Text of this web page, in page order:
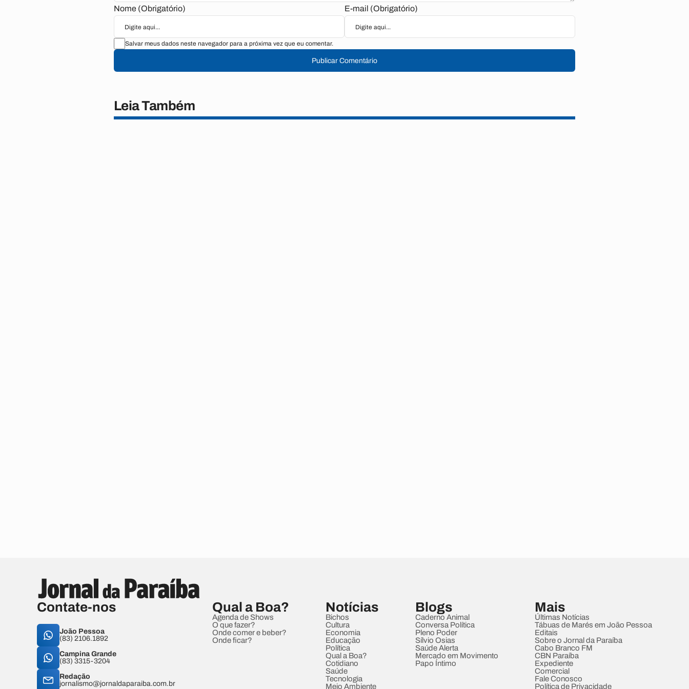
Nome (Obrigatório) E-mail (Obrigatório)
Salvar meus dados neste navegador para a próxima vez que eu comentar.
Publicar Comentário
Leia Também
Contate-nos
João Pessoa
(83) 2106.1892
Campina Grande
(83) 3315-3204
Redação
jornalismo@jornaldaparaiba.com.br
Qual a Boa?
Agenda de Shows
O que fazer?
Onde comer e beber?
Onde ficar?
Notícias
Bichos
Cultura
Economia
Educação
Política
Qual a Boa?
Cotidiano
Saúde
Tecnologia
Meio Ambiente
Blogs
Caderno Animal
Conversa Política
Pleno Poder
Sílvio Osias
Saúde Alerta
Mercado em Movimento
Papo Íntimo
Mais
Últimas Notícias
Tábuas de Marés em João Pessoa
Editais
Sobre o Jornal da Paraíba
Cabo Branco FM
CBN Paraíba
Expediente
Comercial
Fale Conosco
Política de Privacidade